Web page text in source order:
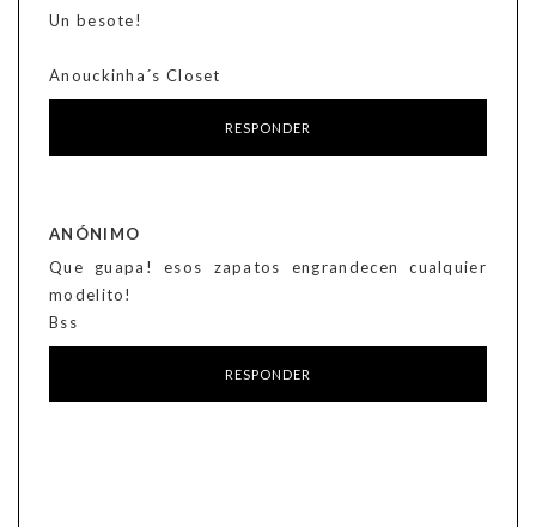
Un besote!
Anouckinha´s Closet
RESPONDER
ANÓNIMO
Que guapa! esos zapatos engrandecen cualquier
modelito!
Bss
RESPONDER